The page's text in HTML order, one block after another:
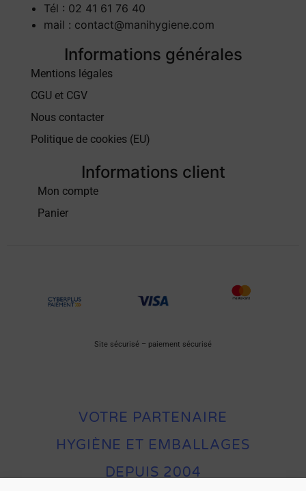
Tél : 02 41 61 76 40
mail : contact@manihygiene.com
Informations générales
Mentions légales
CGU et CGV
Nous contacter
Politique de cookies (EU)
Informations client
Mon compte
Panier
Site sécurisé – paiement sécurisé
VOTRE PARTENAIRE
HYGIÈNE ET EMBALLAGES
DEPUIS 2004